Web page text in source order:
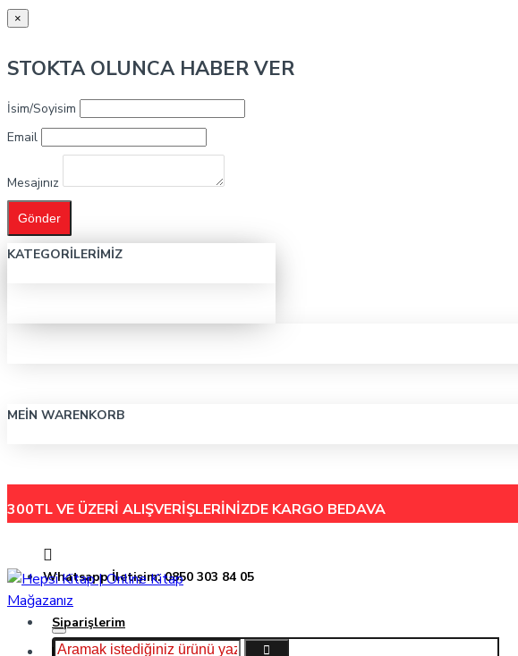
×
STOKTA OLUNCA HABER VER
İsim/Soyisim
Email
Mesajınız
Gönder
KATEGORILERIMIZ
MEIN WARENKORB
300TL VE ÜZERİ ALIŞVERİŞLERİNİZDE KARGO BEDAVA
Whatsapp İletişim: 0850 303 84 05
Siparişlerim
Hakkımızda